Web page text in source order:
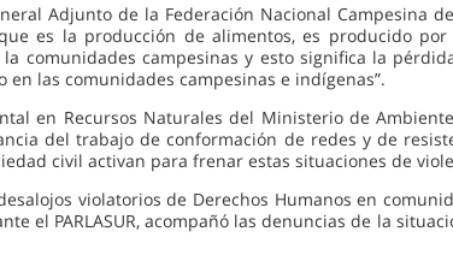
Adjunto de la Federación Nacional Campesina
es la producción de alimentos, es producido
comunidades campesinas y esto significa la
las comunidades campesinas e indígenas”.
en Recursos Naturales del Ministerio de
del trabajo de conformación de redes y de
civil activan para frenar estas situaciones de
violatorios de Derechos Humanos en
el PARLASUR, acompañó las denuncias de la